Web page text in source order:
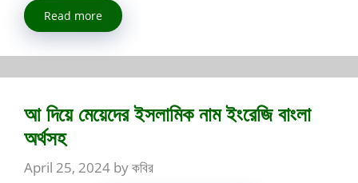
Read more
আ দিয়ে মেয়েদের ইসলামিক নাম ইংরেজি বাংলা
অর্থসহ
April 25, 2024 byকবির